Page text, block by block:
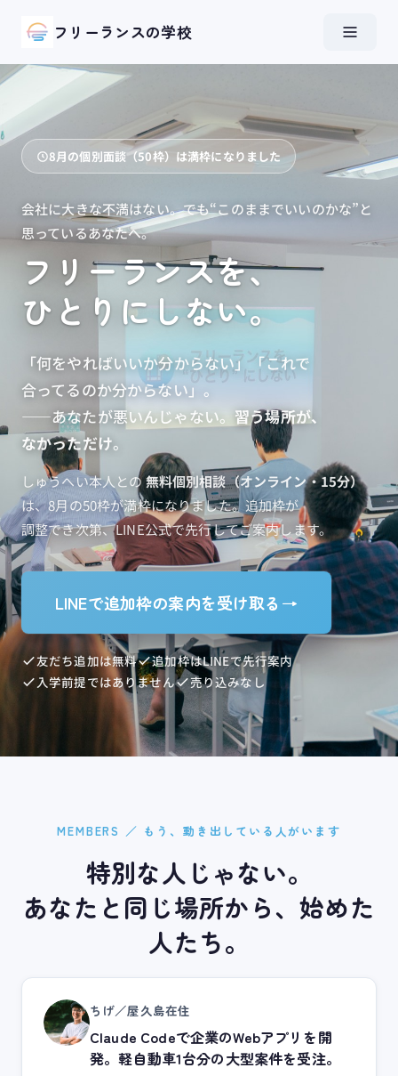
フリーランスの学校
8月の個別面談（50枠）は満枠になりました
会社に大きな不満はない。でも“このままでいいのかな”と
思っているあなたへ。
フリーランスを、
ひとりに​しない。
「何を​やれば​いいか​分からない」​「これで​
合ってるのか分からない」。
——あなたが​悪いんじゃない。 ​習う​場所が、​
なかっただけ。
しゅう​へい本人との​無料個別相談​（オンライン・15分）​
は、​8月の​50枠が​満枠に​なりました。​追加枠が​
調整でき次第、​LINE公式で​先行して​ご案内します。
LINEで追加枠の案内を受け取る →
友だち追加は無料
追加枠はLINEで先行案内
入学前提ではありません
売り込みなし
MEMBERS ／ もう、動き出している人がいます
特別な​人じゃない。
あなたと同じ​場所から、​始めた​
人たち。
ちげ／屋久島在住
Claude Codeで企業のWebアプリを開
発。軽自動車1台分の大型案件を受注。